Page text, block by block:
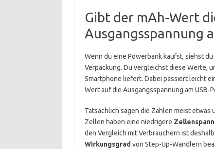
Gibt der mAh‑Wert
Ausgangsspannung
Wenn du eine Powerbank kaufst, siehst
Verpackung. Du vergleichst diese Werte,
Smartphone liefert. Dabei passiert leicht
Wert auf die Ausgangsspannung am USB-
Tatsächlich sagen die Zahlen meist
Zellen haben eine niedrigere
den Vergleich mit Verbrauchern ist
Wirkungsgrad von Step-Up-Wandlern